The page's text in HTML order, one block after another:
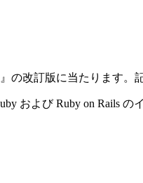
改訂版に当たります。
および Ruby on Rails